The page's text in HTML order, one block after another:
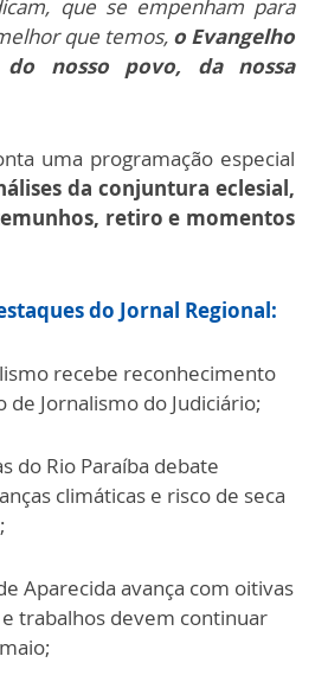
que se empenham para
que temos, o Evangelho
nosso povo, da nossa
uma programação especial
da conjuntura eclesial,
retiro e momentos
do Jornal Regional:
recebe reconhecimento
de Jornalismo do Judiciário;
do Rio Paraíba debate
climáticas e risco de seca
Aparecida avança com oitivas
trabalhos devem continuar